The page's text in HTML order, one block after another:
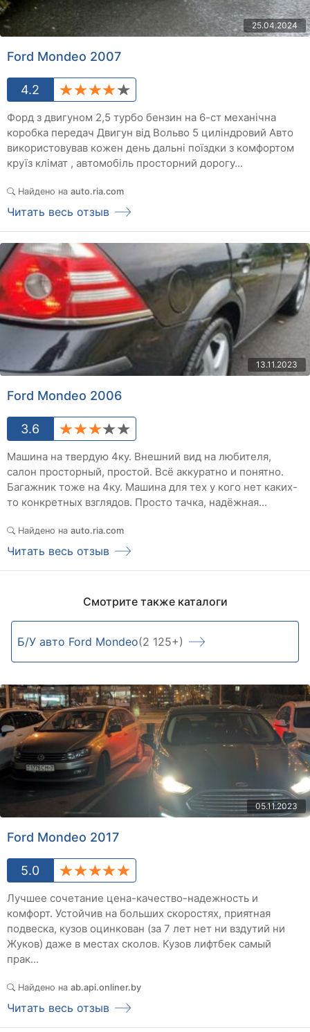
25.04.2024
Ford Mondeo 2007
4.2
Форд з двигуном 2,5 турбо бензин на 6-ст механічна
коробка передач Двигун від Вольво 5 циліндровий Авто
використовував кожен день дальні поїздки з комфортом
круїз клімат , автомобіль просторний дорогу...
Найдено на auto.ria.com
Читать весь отзыв
13.11.2023
Ford Mondeo 2006
3.6
Машина на твердую 4ку. Внешний вид на любителя,
салон просторный, простой. Всё аккуратно и понятно.
Багажник тоже на 4ку. Машина для тех у кого нет каких-
то конкретных взглядов. Просто тачка, надёжная...
Найдено на auto.ria.com
Читать весь отзыв
Смотрите также каталоги
Б/У авто Ford Mondeo(2 125+)
05.11.2023
Ford Mondeo 2017
5.0
Лучшее сочетание цена-качество-надежность и
комфорт. Устойчив на больших скоростях, приятная
подвеска, кузов оцинкован (за 7 лет нет ни вздутий ни
Жуков) даже в местах сколов. Кузов лифтбек самый
прак...
Найдено на ab.api.onliner.by
Читать весь отзыв